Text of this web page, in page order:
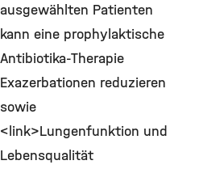
ausgewählten Patienten
kann eine prophylaktische
Antibiotika-Therapie
Exazerbationen reduzieren
sowie
<link>Lungenfunktion und
Lebensqualität